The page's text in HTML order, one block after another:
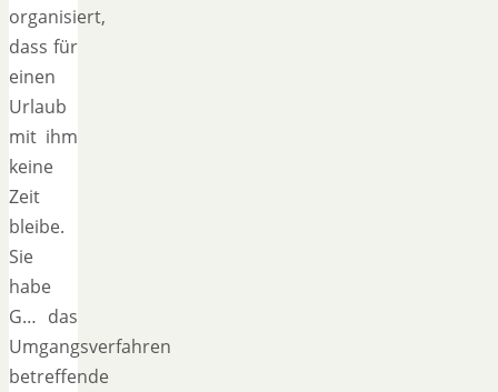
organisiert,
dass für
einen
Urlaub
mit ihm
keine
Zeit
bleibe.
Sie
habe
G… das
Umgangsverfahren
betreffende